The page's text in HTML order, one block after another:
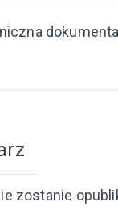
zostanie